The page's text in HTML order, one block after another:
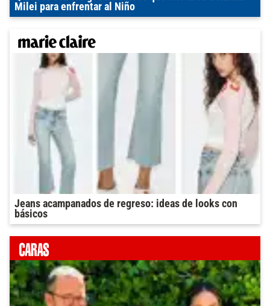
Milei para enfrentar al Niño
Jeans acampanados de regreso: ideas de looks con
básicos